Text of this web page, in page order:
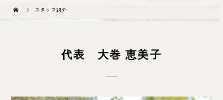
スタッフ紹介
代表 大巻 恵美子